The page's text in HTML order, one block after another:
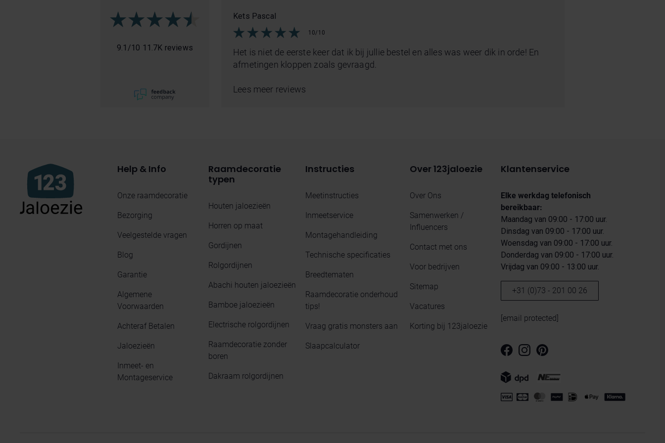
9.1 /10 11.7K reviews
Kets Pascal
10/10
Het is niet de eerste keer dat ik bij jullie bestel en alles was weer dik in orde! En
afmetingen kloppen zoals gevraagd.
Lees meer reviews
Help & Info
Onze raamdecoratie
Bezorging
Veelgestelde vragen
Blog
Garantie
Algemene
Voorwaarden
Achteraf Betalen
Jaloezieën
Inmeet- en
Montageservice
Raamdecoratie
typen
Houten jaloezieën
Horren op maat
Gordijnen
Rolgordijnen
Abachi houten jaloezieën
Bamboe jaloezieën
Electrische rolgordijnen
Raamdecoratie zonder
boren
Dakraam rolgordijnen
Instructies
Meetinstructies
Inmeetservice
Montagehandleiding
Technische specificaties
Breedtematen
Raamdecoratie onderhoud
tips!
Vraag gratis monsters aan
Slaapcalculator
Over 123jaloezie
Over Ons
Samenwerken /
Influencers
Contact met ons
Voor bedrijven
Sitemap
Vacatures
Korting bij 123jaloezie
Klantenservice
Elke werkdag telefonisch
bereikbaar:
Maandag van 09:00 - 17:00 uur.
Dinsdag van 09:00 - 17:00 uur.
Woensdag van 09:00 - 17:00 uur.
Donderdag van 09:00 - 17:00 uur.
Vrijdag van 09:00 - 13:00 uur.
+31 (0)73 - 201 00 26
[email protected]